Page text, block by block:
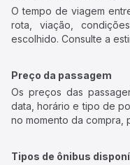
O tempo de viagem
rota, viação,
escolhido. Consulte a
Preço da passagem
Os preços das
data, horário e tipo de
no momento da compra,
Tipos de ônibus